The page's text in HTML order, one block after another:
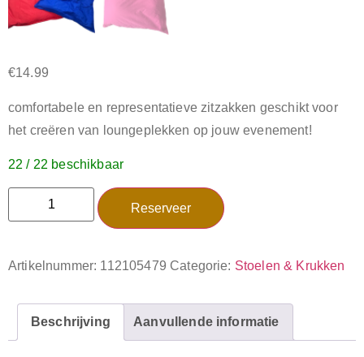
€14.99
comfortabele en representatieve zitzakken geschikt voor
het creëren van loungeplekken op jouw evenement!
22 / 22 beschikbaar
Reserveer
Artikelnummer: 112105479 Categorie: Stoelen & Krukken
Beschrijving Aanvullende informatie